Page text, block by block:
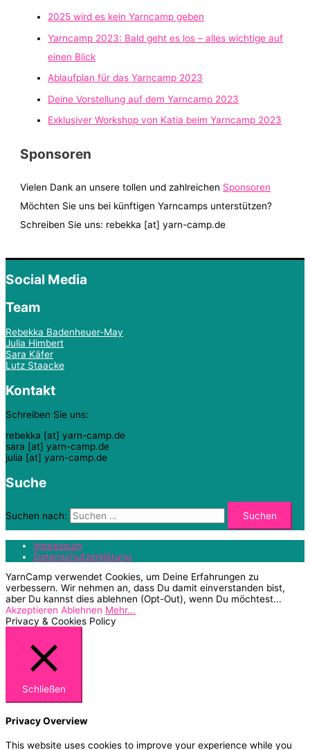
2025 wird es kein Yarncamp geben
Yarncamp 2023: Bald geht es los – alles wichtige auf
einen Blick
Ablaufplan für das Yarncamp 2023
Deine Vorstellung auf dem Yarncamp 2023
Exklusiver Workshop von Katia beim Yarncamp 2023
Sponsoren
Vielen Dank an unsere tollen und zahlreichen Sponsoren
Möchten Sie uns bei künftigen Yarncamps unterstützen?
Schreiben Sie uns: rebekka [at] yarn-camp.de
Social Media
Team
Rebekka Badenheuer-May
Julia Himbert
Sara Käfer
Lutz Staacke
Kontakt
Schreiben Sie uns:
rebekka [at] yarn-camp.de
sara [at] yarn-camp.de
julia [at] yarn-camp.de
Suche
Suchen nach:
Impressum
Datenschutzerklärung
YarnCamp verwendet Cookies, um Deine Erfahrungen zu
verbessern. Wir nehmen an, dass Du damit einverstanden bist,
aber Du kannst dies ablehnen (Opt-Out), wenn Du möchtest...
Akzeptieren Ablehnen Mehr...
Privacy & Cookies Policy
Schließen
Privacy Overview
This website uses cookies to improve your experience while you